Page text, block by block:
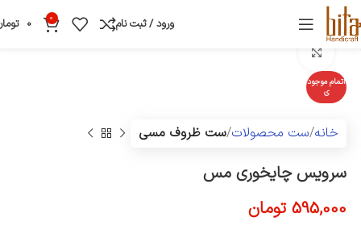
ورود / ثبت نام 0
0
اتمام موجود
ی
خانه ست محصولات ست ظروف مسی
سرویس چایخوری مس
595,000 تومان